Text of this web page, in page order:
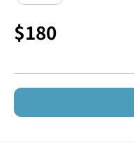
$180